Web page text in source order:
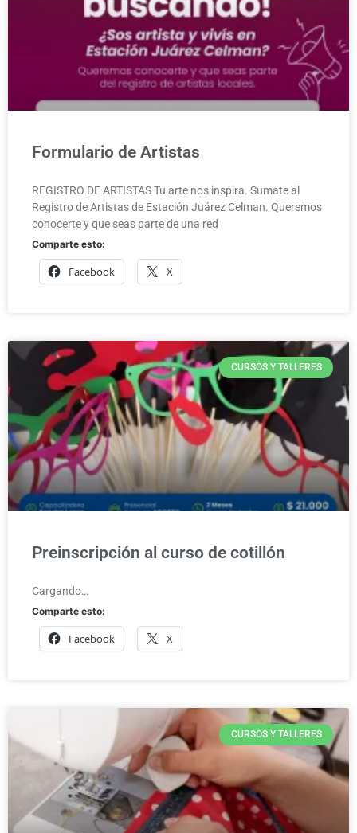
Formulario de Artistas
REGISTRO DE ARTISTAS Tu arte nos inspira. Sumate al
Registro de Artistas de Estación Juárez Celman. Queremos
conocerte y que seas parte de una red
Comparte esto:
Facebook X
CURSOS Y TALLERES
Preinscripción al curso de cotillón
Cargando…
Comparte esto:
Facebook X
CURSOS Y TALLERES